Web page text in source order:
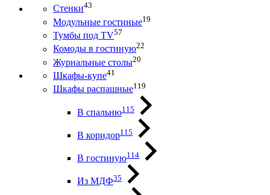
Стенки43
Модульные гостиные19
Тумбы под ТV57
Комоды в гостиную22
Журнальные столы20
Шкафы-купе41
Шкафы распашные119
В спальню115
В коридор115
В гостиную114
Из МДФ35